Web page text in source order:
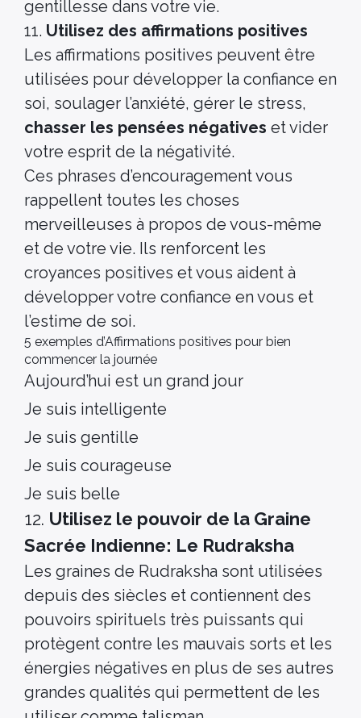
gentillesse dans votre vie.
11. Utilisez des affirmations positives
Les affirmations positives peuvent être
utilisées pour développer la confiance en
soi, soulager l’anxiété, gérer le stress,
chasser les pensées négatives et vider
votre esprit de la négativité.
Ces phrases d’encouragement vous
rappellent toutes les choses
merveilleuses à propos de vous-même
et de votre vie. Ils renforcent les
croyances positives et vous aident à
développer votre confiance en vous et
l’estime de soi.
5 exemples d’Affirmations positives pour bien
commencer la journée
Aujourd’hui est un grand jour
Je suis intelligente
Je suis gentille
Je suis courageuse
Je suis belle
12. Utilisez le pouvoir de la Graine
Sacrée Indienne: Le Rudraksha
Les graines de Rudraksha sont utilisées
depuis des siècles et contiennent des
pouvoirs spirituels très puissants qui
protègent contre les mauvais sorts et les
énergies négatives en plus de ses autres
grandes qualités qui permettent de les